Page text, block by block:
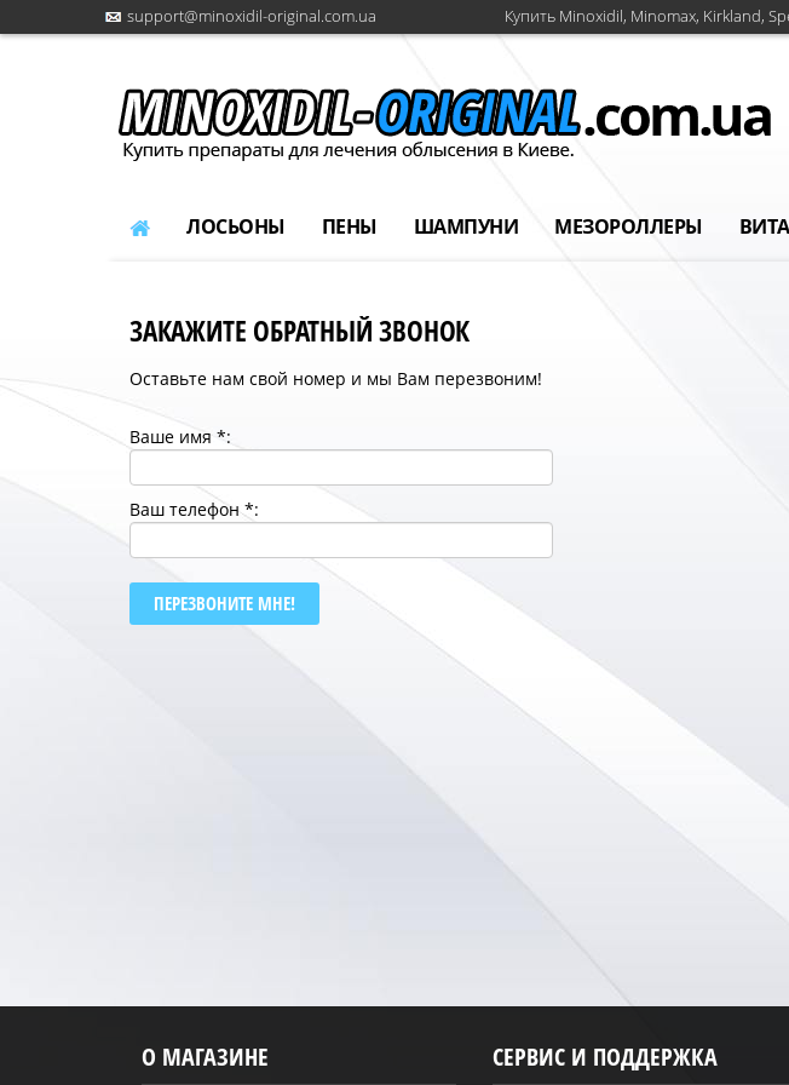
support@minoxidil-original.com.ua Купить Minoxidil, Minomax, Kirkland,
ЛОСЬОНЫ ПЕНЫ ШАМПУНИ МЕЗОРОЛЛЕРЫ
ЗАКАЖИТЕ ОБРАТНЫЙ ЗВОНОК
Оставьте нам свой номер и мы Вам перезвоним!
Ваше имя *:
Ваш телефон *:
ПЕРЕЗВОНИТЕ МНЕ!
О МАГАЗИНЕ СЕРВИС И ПОДДЕРЖКА